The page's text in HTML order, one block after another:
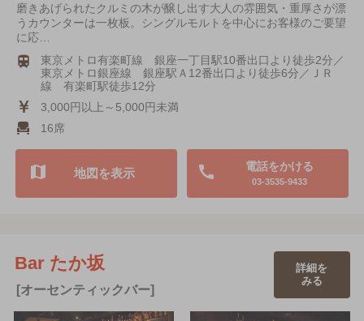
磨きあげられたクルミの木が醸し出す大人の雰囲気・重厚さが漂
うカウンターは一枚板。シングルモルトを中心にお客様のご要望
に応…
東京メトロ有楽町線 銀座一丁目駅10番出口より徒歩2分／
東京メトロ銀座線 銀座駅Ａ12番出口より徒歩6分／ＪＲ
線 有楽町駅徒歩12分
3,000円以上～5,000円未満
16席
電話をかける
03-3535-9433
地図を表示
Bar たか坂
[オーセンティックバー]
詳細を
みる